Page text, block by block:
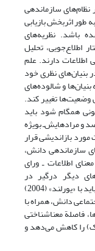
نظام‌های سازماندهی
طور اثربخش بازیابی
باشد. نظریه‌های
اطلاع‌جویی، تحلیل
اطلاعات دارند. علم
بنیان‌های نظری خود
و شالوده‌های
وضعیت‌ها تغییر کند.
همگام شود باید
و مرادهایش‌ـ بویژه
مورد بازاندیشی قرار
سازماندهی دانش،
اطلاعات ـ ورای
دیگر درگیر در
سازماندهی و کشف دانش شده است و بنابراین باید با «یورلند» (2004)
دانش، همراه با
فاصلة معناشناختی
را کاهش می‌دهد و